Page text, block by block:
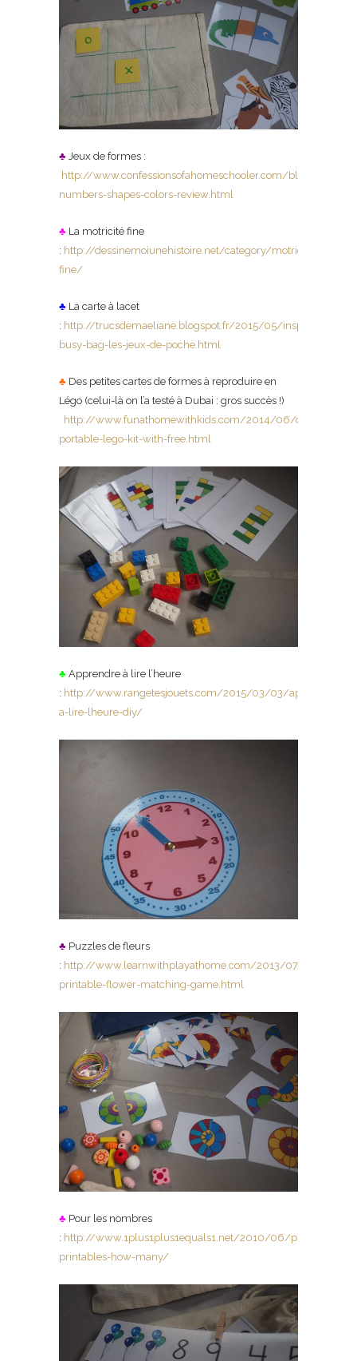
♣ Jeux de formes :
http://www.confessionsofahomeschooler.com/blog/2010/
numbers-shapes-colors-review.html
♣ La motricité fine
: http://dessinemoiunehistoire.net/category/motricite-
fine/
♣ La carte à lacet
: http://trucsdemaeliane.blogspot.fr/2015/05/inspiration-
busy-bag-les-jeux-de-poche.html
♣ Des petites cartes de formes à reproduire en
Légo (celui-là on l’a testé à Dubai : gros succès !)
http://www.funathomewithkids.com/2014/06/diy-
portable-lego-kit-with-free.html
♣ Apprendre à lire l’heure
: http://www.rangetesjouets.com/2015/03/03/apprendre-
a-lire-lheure-diy/
♣ Puzzles de fleurs
: http://www.learnwithplayathome.com/2013/07/free-
printable-flower-matching-game.html
♣ Pour les nombres
: http://www.1plus1plus1equals1.net/2010/06/preschool-
printables-how-many/